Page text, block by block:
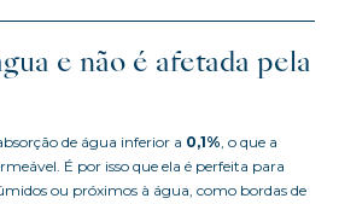
e não é afetada pela
de água inferior a 0,1%, o que a
É por isso que ela é perfeita para
ou próximos à água, como bordas de